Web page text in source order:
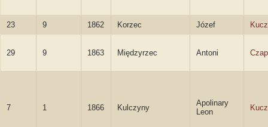
23 9 1862 Korzec Józef
29 9 1863 Międzyrzec Antoni
7 1 1866 Kulczyny
Apolinary
Leon